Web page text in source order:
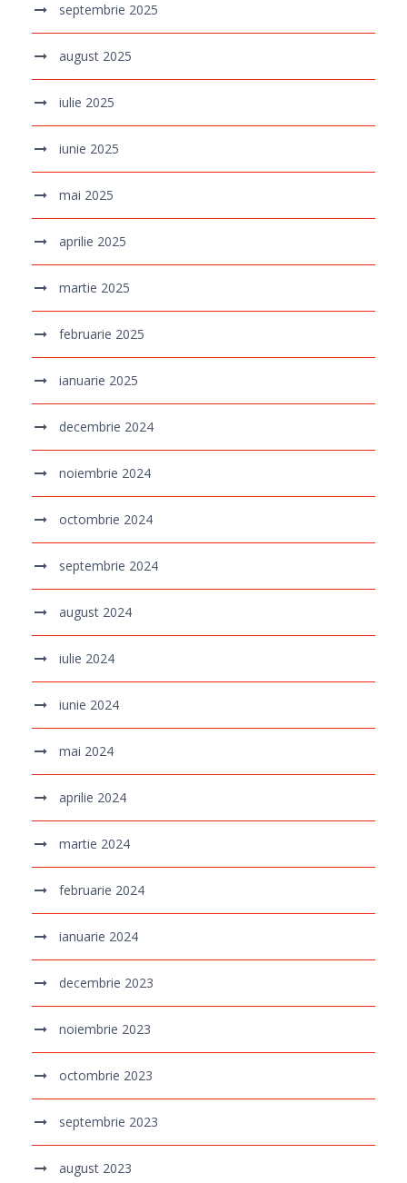
septembrie 2025
august 2025
iulie 2025
iunie 2025
mai 2025
aprilie 2025
martie 2025
februarie 2025
ianuarie 2025
decembrie 2024
noiembrie 2024
octombrie 2024
septembrie 2024
august 2024
iulie 2024
iunie 2024
mai 2024
aprilie 2024
martie 2024
februarie 2024
ianuarie 2024
decembrie 2023
noiembrie 2023
octombrie 2023
septembrie 2023
august 2023